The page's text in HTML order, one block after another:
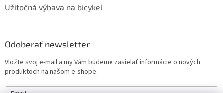
Užitočná výbava na bicykel
Odoberať newsletter
Vložte svoj e-mail a my Vám budeme zasielať informácie o nových
produktoch na našom e-shope.